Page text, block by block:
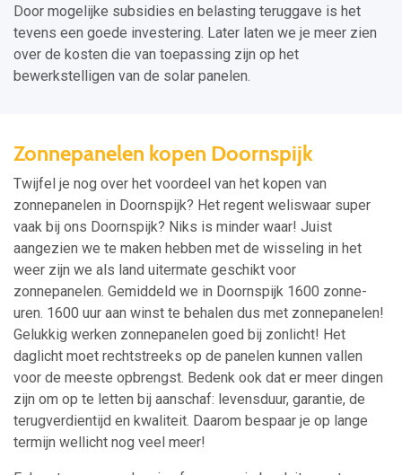
Door mogelijke subsidies en belasting teruggave is het
tevens een goede investering. Later laten we je meer zien
over de kosten die van toepassing zijn op het
bewerkstelligen van de solar panelen.
Zonnepanelen kopen Doornspijk
Twijfel je nog over het voordeel van het kopen van
zonnepanelen in Doornspijk? Het regent weliswaar super
vaak bij ons Doornspijk? Niks is minder waar! Juist
aangezien we te maken hebben met de wisseling in het
weer zijn we als land uitermate geschikt voor
zonnepanelen. Gemiddeld we in Doornspijk 1600 zonne-
uren. 1600 uur aan winst te behalen dus met zonnepanelen!
Gelukkig werken zonnepanelen goed bij zonlicht! Het
daglicht moet rechtstreeks op de panelen kunnen vallen
voor de meeste opbrengst. Bedenk ook dat er meer dingen
zijn om op te letten bij aanschaf: levensduur, garantie, de
terugverdientijd en kwaliteit. Daarom bespaar je op lange
termijn wellicht nog veel meer!